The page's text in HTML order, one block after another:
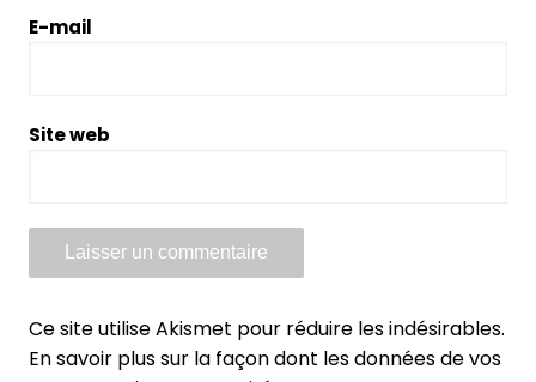
E-mail
Site web
Ce site utilise Akismet pour réduire les indésirables.
En savoir plus sur la façon dont les données de vos